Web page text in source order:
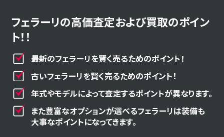
フェラーリの高価査定および買取のポイン
ト！！
最新のフェラーリを賢く売るためのポイント！
古いフェラーリを賢く売るためのポイント！
年式やモデルによって査定するポイントが異なります。
また豊富なオプションが選べるフェラーリは装備も
大事なポイントになってきます。